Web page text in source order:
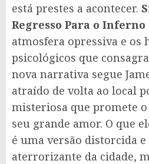
está prestes a acontecer.
Regresso Para o Inferno
atmosfera opressiva e os
psicológicos que
nova narrativa segue
atraído de volta ao local
misteriosa que promete
seu grande amor. O que
é uma versão distorcida
aterrorizante da cidade,